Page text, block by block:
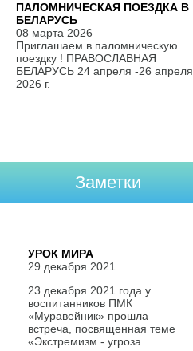
ПАЛОМНИЧЕСКАЯ ПОЕЗДКА В
БЕЛАРУСЬ
08 марта 2026
Приглашаем в паломническую
поездку ! ПРАВОСЛАВНАЯ
БЕЛАРУСЬ 24 апреля -26 апреля
2026 г.
Заметки
УРОК МИРА
29 декабря 2021
23 декабря 2021 года у
воспитанников ПМК
«Муравейник» прошла
встреча, посвященная теме
«Экстремизм - угроза